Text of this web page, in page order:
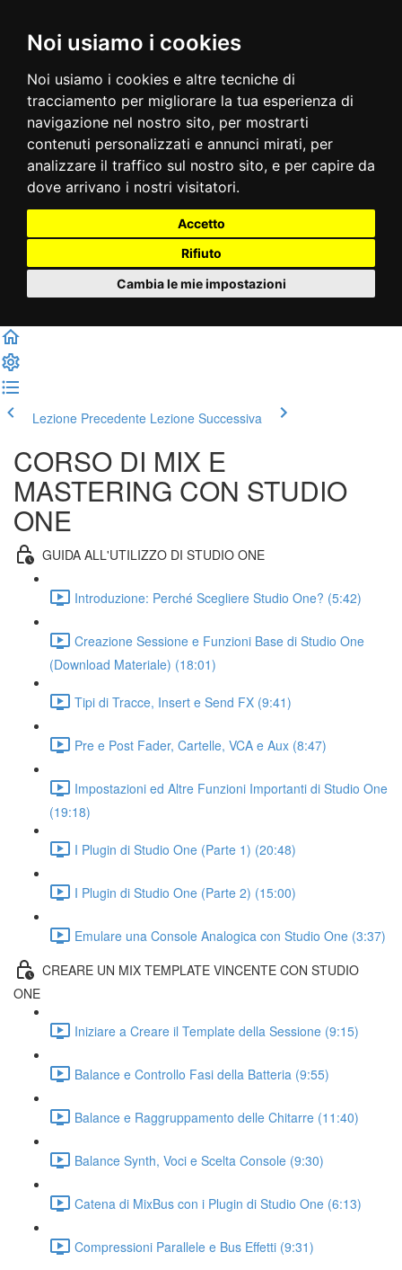
Noi usiamo i cookies
Noi usiamo i cookies e altre tecniche di
tracciamento per migliorare la tua esperienza di
navigazione nel nostro sito, per mostrarti
contenuti personalizzati e annunci mirati, per
analizzare il traffico sul nostro sito, e per capire da
dove arrivano i nostri visitatori.
Accetto
Rifiuto
Cambia le mie impostazioni
Lezione Precedente Lezione Successiva
CORSO DI MIX E
MASTERING CON STUDIO
ONE
GUIDA ALL'UTILIZZO DI STUDIO ONE
Introduzione: Perché Scegliere Studio One? (5:42)
Creazione Sessione e Funzioni Base di Studio One
(Download Materiale) (18:01)
Tipi di Tracce, Insert e Send FX (9:41)
Pre e Post Fader, Cartelle, VCA e Aux (8:47)
Impostazioni ed Altre Funzioni Importanti di Studio One
(19:18)
I Plugin di Studio One (Parte 1) (20:48)
I Plugin di Studio One (Parte 2) (15:00)
Emulare una Console Analogica con Studio One (3:37)
CREARE UN MIX TEMPLATE VINCENTE CON STUDIO
ONE
Iniziare a Creare il Template della Sessione (9:15)
Balance e Controllo Fasi della Batteria (9:55)
Balance e Raggruppamento delle Chitarre (11:40)
Balance Synth, Voci e Scelta Console (9:30)
Catena di MixBus con i Plugin di Studio One (6:13)
Compressioni Parallele e Bus Effetti (9:31)